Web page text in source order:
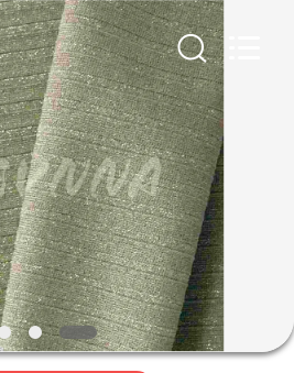
منزل،
منتجات
عرض
الواقع